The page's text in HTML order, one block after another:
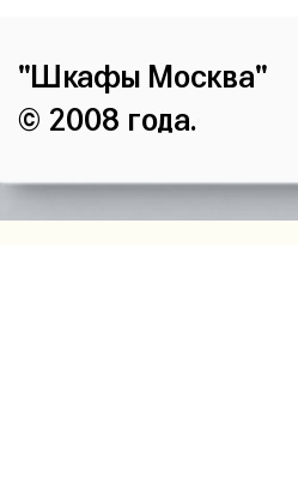
"Шкафы Москва"
© 2008 года.